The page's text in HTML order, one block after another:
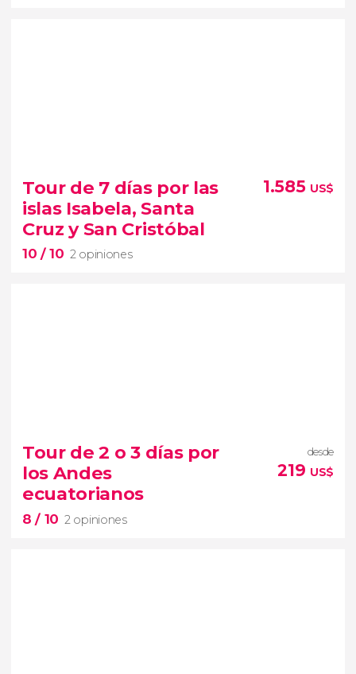
5 opiniones
circuito de
5 días por las islas Santa Cruz e
Isabela
típica de las Galápagos
Tour de 7 días por las
islas Isabela, Santa
Cruz y San Cristóbal
10/ 10 2 opiniones
1.585 US$
2 opiniones
tour de 7 días por las Islas Galápagos
playas de Isabela, Santa Cruz y San Cristóbal
Tour de 2 o 3 días por
los Andes
ecuatorianos
8/ 10 2 opiniones
desde
219 US$